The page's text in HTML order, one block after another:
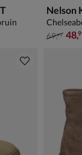
Nelson
van €
69,99 48,